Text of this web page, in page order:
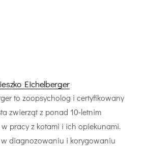
Eichelberger
to zoopsycholog i certyfikowany
zwierząt z ponad 10-letnim
pracy z kotami i ich opiekunami.
w diagnozowaniu i korygowaniu